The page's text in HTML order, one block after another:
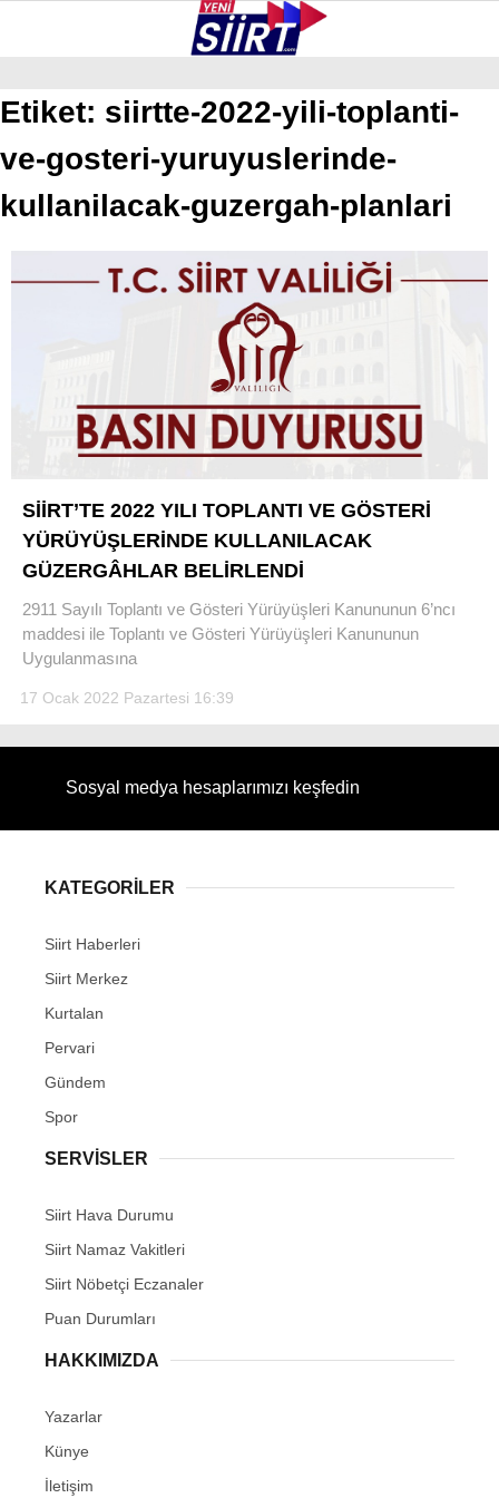
WhatsApp İhbar Hattı
Facebook
GALERİ VİDEO YAZARLAR
GÜNDEM
Etiket: siirtte-2022-yili-toplanti-
ve-gosteri-yuruyuslerinde-
kullanilacak-guzergah-planlari
SİİRT’TE 2022 YILI TOPLANTI VE GÖSTERİ
YÜRÜYÜŞLERİNDE KULLANILACAK
GÜZERGÂHLAR BELİRLENDİ
2911 Sayılı Toplantı ve Gösteri Yürüyüşleri Kanununun 6’ncı
maddesi ile Toplantı ve Gösteri Yürüyüşleri Kanununun
Uygulanmasına
17 Ocak 2022 Pazartesi 16:39
Sosyal medya hesaplarımızı keşfedin
KATEGORİLER
Siirt Haberleri
Siirt Merkez
Kurtalan
Pervari
Gündem
Spor
SERVİSLER
Siirt Hava Durumu
Siirt Namaz Vakitleri
Siirt Nöbetçi Eczanaler
Puan Durumları
HAKKIMIZDA
Yazarlar
Künye
İletişim